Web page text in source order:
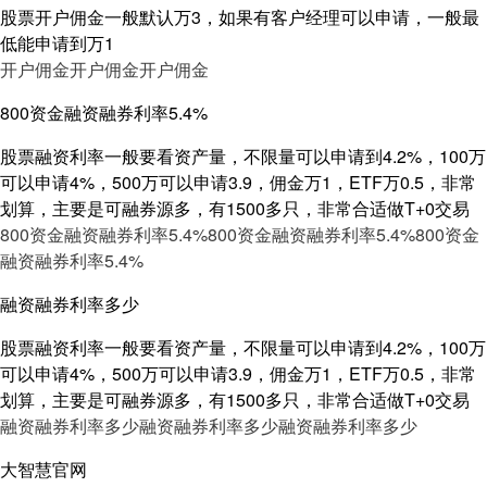
股票开户佣金一般默认万3，如果有客户经理可以申请，一般最
低能申请到万1
开户佣金开户佣金开户佣金
800资金融资融券利率5.4%
股票融资利率一般要看资产量，不限量可以申请到4.2%，100万
可以申请4%，500万可以申请3.9，佣金万1，ETF万0.5，非常
划算，主要是可融券源多，有1500多只，非常合适做T+0交易
800资金融资融券利率5.4%800资金融资融券利率5.4%800资金
融资融券利率5.4%
融资融券利率多少
股票融资利率一般要看资产量，不限量可以申请到4.2%，100万
可以申请4%，500万可以申请3.9，佣金万1，ETF万0.5，非常
划算，主要是可融券源多，有1500多只，非常合适做T+0交易
融资融券利率多少融资融券利率多少融资融券利率多少
大智慧官网